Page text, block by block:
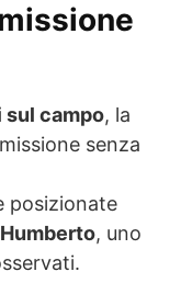
campo, la
senza
posizionate
, uno